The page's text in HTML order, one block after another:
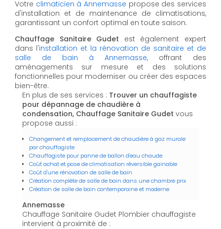
Votre climaticien à Annemasse propose des services
d'installation et de maintenance de climatisations,
garantissant un confort optimal en toute saison.
Chauffage Sanitaire Gudet est également expert
dans l'installation et la rénovation de sanitaire et de
salle de bain à Annemasse, offrant des
aménagements sur mesure et des solutions
fonctionnelles pour moderniser ou créer des espaces
bien-être.
En plus de ses services : Trouver un chauffagiste
pour dépannage de chaudière à
condensation, Chauffage Sanitaire Gudet vous
propose aussi :
Changement et remplacement de chaudière à gaz murale
par chauffagiste
Chauffagiste pour panne de ballon d'eau chaude
Coût achat et pose de climatisation réversible gainable
Coût d'une rénovation de salle de bain
Création complète de salle de bain dans une chambre prix
Création de salle de bain contemporaine et moderne
Annemasse
Chauffage Sanitaire Gudet Plombier chauffagiste
intervient à proximité de :